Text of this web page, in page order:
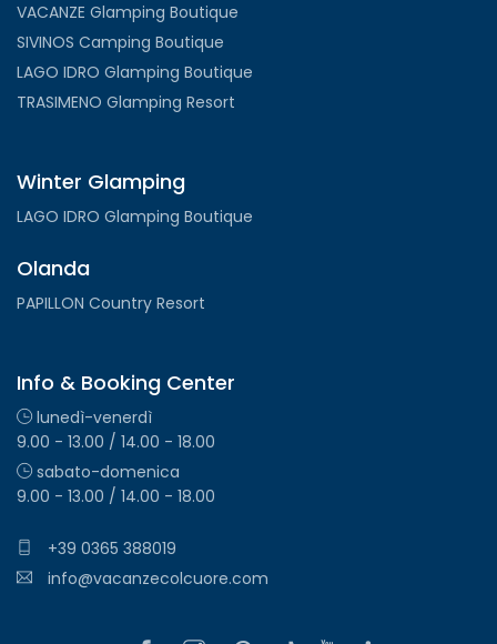
VACANZE Glamping Boutique
SIVINOS Camping Boutique
LAGO IDRO Glamping Boutique
TRASIMENO Glamping Resort
Winter Glamping
LAGO IDRO Glamping Boutique
Olanda
PAPILLON Country Resort
Info & Booking Center
lunedì-venerdì
9.00 - 13.00 / 14.00 - 18.00
sabato-domenica
9.00 - 13.00 / 14.00 - 18.00
+39 0365 388019
info@vacanzecolcuore.com